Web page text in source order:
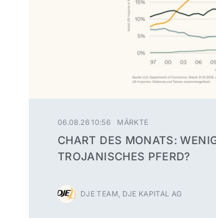
06.08.26 10:56 MÄRKTE
CHART DES MONATS:
TROJANISCHES PFERD?
DJE TEAM, DJE KAPITAL AG